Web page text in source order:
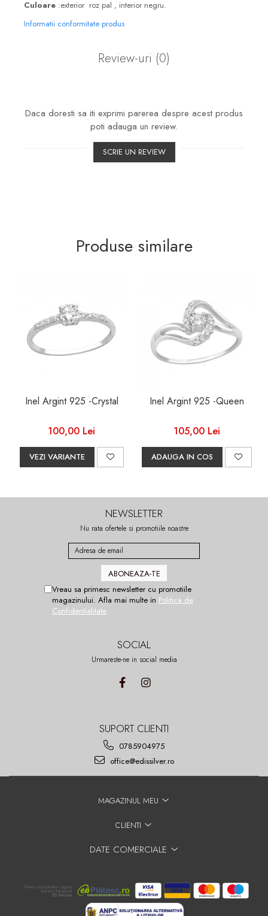
Culoare :exterior roz pal , interior negru.
Informatii conformitate produs
Review-uri (0)
Daca doresti sa iti exprimi parerea despre acest produs
poti adauga un review.
SCRIE UN REVIEW
Produse similare
Inel Argint 925 -Crystal
100,00 Lei
VEZI VARIANTE
Inel Argint 925 -Queen
105,00 Lei
ADAUGA IN COS
NEWSLETTER
Nu rata ofertele si promotiile noastre
Vreau sa primesc newsletter cu promotiile
magazinului. Afla mai multe in Politica de
Confidentialitate
SOCIAL
Urmareste-ne in social media
SUPORT CLIENTI
0785904975
office@edissilver.ro
MAGAZINUL MEU
CLIENTI
DATE COMERCIALE